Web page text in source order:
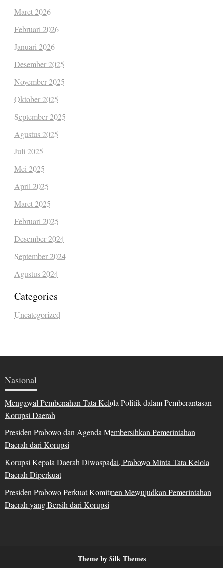
Maret 2026
Februari 2026
Januari 2026
Desember 2025
November 2025
Oktober 2025
September 2025
Agustus 2025
Juli 2025
Mei 2025
April 2025
Maret 2025
Februari 2025
Desember 2024
September 2024
Agustus 2024
Categories
Uncategorized
Nasional
Mengawal Pembenahan Tata Kelola Politik dalam Pemberantasan
Korupsi Daerah
Presiden Prabowo dan Agenda Membersihkan Pemerintahan
Daerah dari Korupsi
Korupsi Kepala Daerah Diwaspadai, Prabowo Minta Tata Kelola
Daerah Diperkuat
Presiden Prabowo Perkuat Komitmen Mewujudkan Pemerintahan
Daerah yang Bersih dari Korupsi
Theme by Silk Themes